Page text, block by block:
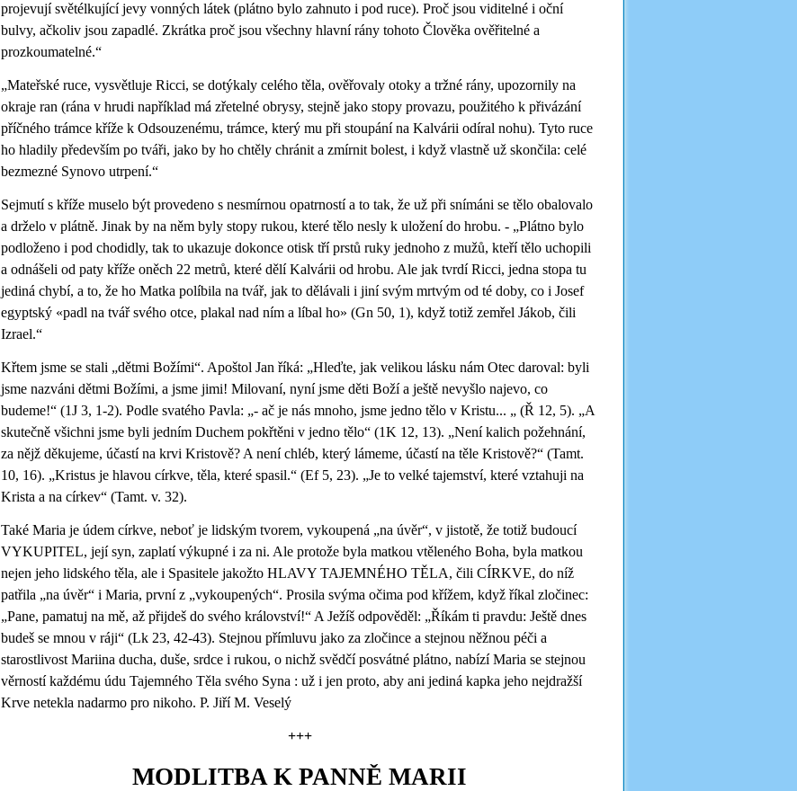
projevují světélkující jevy vonných látek (plátno bylo zahnuto i pod ruce). Proč jsou viditelné i oční
bulvy, ačkoliv jsou zapadlé. Zkrátka proč jsou všechny hlavní rány tohoto Člověka ověřitelné a
prozkoumatelné.“
„Mateřské ruce, vysvětluje Ricci, se dotýkaly celého těla, ověřovaly otoky a tržné rány, upozornily na
okraje ran (rána v hrudi například má zřetelné obrysy, stejně jako stopy provazu, použitého k přivázání
příčného trámce kříže k Odsouzenému, trámce, který mu při stoupání na Kalvárii odíral nohu). Tyto ruce
ho hladily především po tváři, jako by ho chtěly chránit a zmírnit bolest, i když vlastně už skončila: celé
bezmezné Synovo utrpení.“
Sejmutí s kříže muselo být provedeno s nesmírnou opatrností a to tak, že už při snímáni se tělo obalovalo
a drželo v plátně. Jinak by na něm byly stopy rukou, které tělo nesly k uložení do hrobu. - „Plátno bylo
podloženo i pod chodidly, tak to ukazuje dokonce otisk tří prstů ruky jednoho z mužů, kteří tělo uchopili
a odnášeli od paty kříže oněch 22 metrů, které dělí Kalvárii od hrobu. Ale jak tvrdí Ricci, jedna stopa tu
jediná chybí, a to, že ho Matka políbila na tvář, jak to dělávali i jiní svým mrtvým od té doby, co i Josef
egyptský «padl na tvář svého otce, plakal nad ním a líbal ho» (Gn 50, 1), když totiž zemřel Jákob, čili
Izrael.“
Křtem jsme se stali „dětmi Božími“. Apoštol Jan říká: „Hleďte, jak velikou lásku nám Otec daroval: byli
jsme nazváni dětmi Božími, a jsme jimi! Milovaní, nyní jsme děti Boží a ještě nevyšlo najevo, co
budeme!“ (1J 3, 1-2). Podle svatého Pavla: „- ač je nás mnoho, jsme jedno tělo v Kristu... „ (Ř 12, 5). „A
skutečně všichni jsme byli jedním Duchem pokřtěni v jedno tělo“ (1K 12, 13). „Není kalich požehnání,
za nějž děkujeme, účastí na krvi Kristově? A není chléb, který lámeme, účastí na těle Kristově?“ (Tamt.
10, 16). „Kristus je hlavou církve, těla, které spasil.“ (Ef 5, 23). „Je to velké tajemství, které vztahuji na
Krista a na církev“ (Tamt. v. 32).
Také Maria je údem církve, neboť je lidským tvorem, vykoupená „na úvěr“, v jistotě, že totiž budoucí
VYKUPITEL, její syn, zaplatí výkupné i za ni. Ale protože byla matkou vtěleného Boha, byla matkou
nejen jeho lidského těla, ale i Spasitele jakožto HLAVY TAJEMNÉHO TĚLA, čili CÍRKVE, do níž
patřila „na úvěr“ i Maria, první z „vykoupených“. Prosila svýma očima pod křížem, když říkal zločinec:
„Pane, pamatuj na mě, až přijdeš do svého království!“ A Ježíš odpověděl: „Říkám ti pravdu: Ještě dnes
budeš se mnou v ráji“ (Lk 23, 42-43). Stejnou přímluvu jako za zločince a stejnou něžnou péči a
starostlivost Mariina ducha, duše, srdce i rukou, o nichž svědčí posvátné plátno, nabízí Maria se stejnou
věrností každému údu Tajemného Těla svého Syna : už i jen proto, aby ani jediná kapka jeho nejdražší
Krve netekla nadarmo pro nikoho. P. Jiří M. Veselý
+++
MODLITBA K PANNĚ MARII